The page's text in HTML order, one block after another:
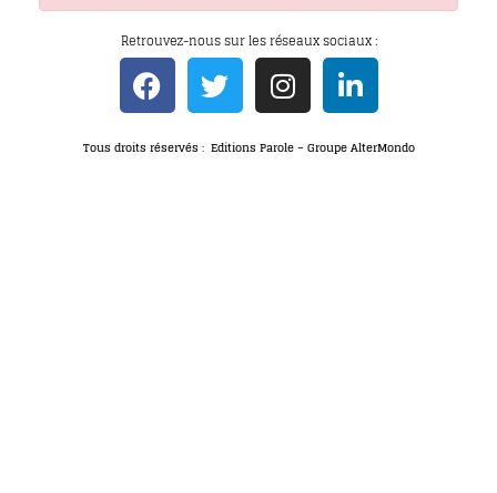
Retrouvez-nous sur les réseaux sociaux :
Tous droits réservés : Editions Parole – Groupe AlterMondo